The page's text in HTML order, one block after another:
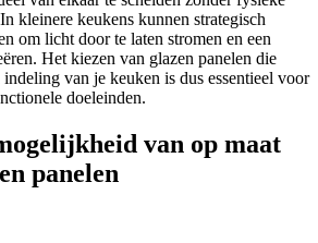
kleinere keukens kunnen strategisch
om licht door te laten stromen en een
Het kiezen van glazen panelen die
van je keuken is dus essentieel voor
doeleinden.
van op maat
panelen